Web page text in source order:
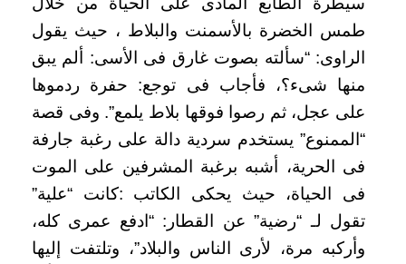
طمس الخضرة بالأسمنت والبلاط ، حيث يقول
الراوى: “سألته بصوت غارق فى الأسى: ألم يبق
منها شىء؟، فأجاب فى توجع: حفرة ردموها
على عجل، ثم رصوا فوقها بلاط يلمع”. وفى قصة
“الممنوع” يستخدم سردية دالة على رغبة جارفة
فى الحرية، أشبه برغبة المشرفين على الموت
فى الحياة، حيث يحكى الكاتب :كانت “علية”
تقول لـ “رضية” عن القطار: “ادفع عمرى كله،
وأركبه مرة، لأرى الناس والبلاد”، وتلتفت إليها